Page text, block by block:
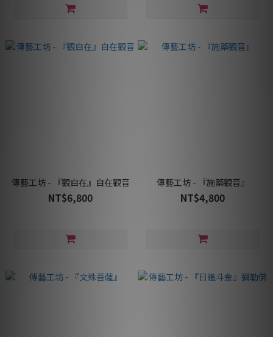
傳藝工坊 - 『觀自在』自在觀音
NT$6,800
傳藝工坊 - 『施藥觀音』
NT$4,800